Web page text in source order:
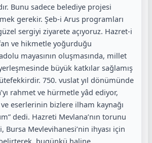
Bunu sadece belediye projesi
gerekir. Şeb-i Arus programları
sergiyi ziyarete açıyoruz. Hazret-i
ve hikmetle yoğurduğu
mayasının oluşmasında, millet
büyük katkılar sağlamış
750. vuslat yıl dönümünde
rahmet ve hürmetle yâd ediyor,
eserlerinin bizlere ilham kaynağı
dedi. Hazreti Mevlana’nın torunu
Bursa Mevlevihanesi’nin ihyası için
bugünkü haline